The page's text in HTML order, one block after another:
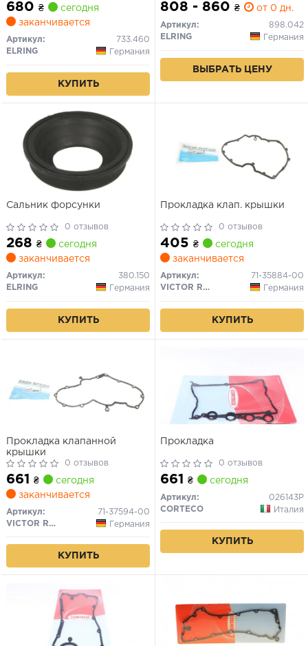
680 ₴
сегодня
заканчивается
Артикул:
733.460
ELRING
Германия
КУПИТЬ
808 - 860 ₴ от 0 дн.
Артикул:
898.042
ELRING
Германия
ВЫБРАТЬ ЦЕНУ
Сальник форсунки
0 отзывов
268 ₴
сегодня
заканчивается
Артикул:
380.150
ELRING
Германия
КУПИТЬ
Прокладка клап. крышки
0 отзывов
405 ₴
сегодня
заканчивается
Артикул:
71-35884-00
VICTOR REINZ
Германия
КУПИТЬ
Прокладка клапанной
крышки
0 отзывов
661 ₴
сегодня
заканчивается
Артикул:
71-37594-00
VICTOR REINZ
Германия
КУПИТЬ
Прокладка
0 отзывов
661 ₴ сегодня
Артикул:
026143P
CORTECO
Италия
КУПИТЬ